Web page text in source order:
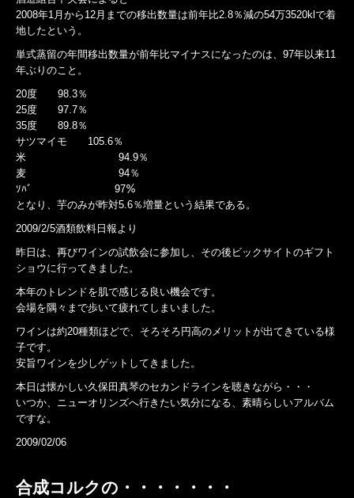
2008年1月から12月までの移出数量は前年比2.8％減の54万3520klで着
地したという。
単式蒸留の年間移出数量が前年比マイナスになったのは、97年以来11
年ぶりのこと。
20度 98.3％
25度 97.7％
35度 89.8％
サツマイモ 105.6％
米 94.9％
麦 94％
ｿﾊﾞ 97％
となり、芋のみが昨対5.6％増量という結果である。
2009/2/5酒類飲料日報より
昨日は、再びワインの試飲会に参加し、その後ビックサイトのギフト
ショウに行ってきました。
本年のトレンドを肌で感じる良い機会です。
会場を隅々まで歩いて疲れてしまいました。
ワインは約20種類ほどで、そろそろ円高のメリットが出てきている様
子です。
安旨ワインを少しゲットしてきました。
本日は懐かしい久保田真琴のセカンドラインを聴きながら・・・
いつか、ニューオリンズへ行きたい気分になる、素晴らしいアルバム
ですな。
2009/02/06
合成コルクの・・・・・・・